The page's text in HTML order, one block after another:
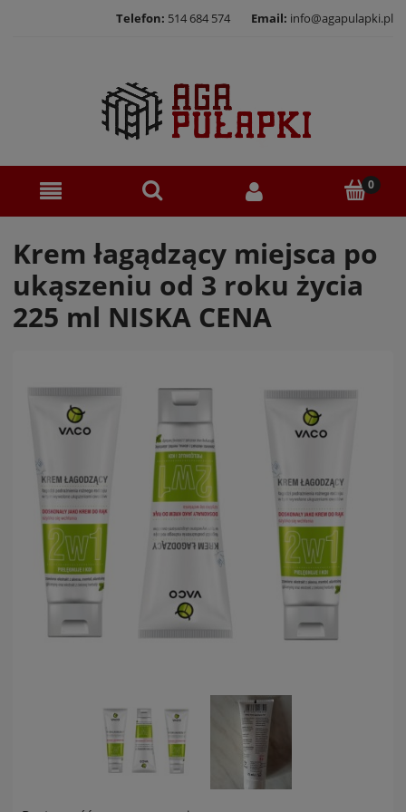
Telefon: 514 684 574 Email: info@agapulapki.pl
Krem łagądzący miejsca po
ukąszeniu od 3 roku życia
225 ml NISKA CENA